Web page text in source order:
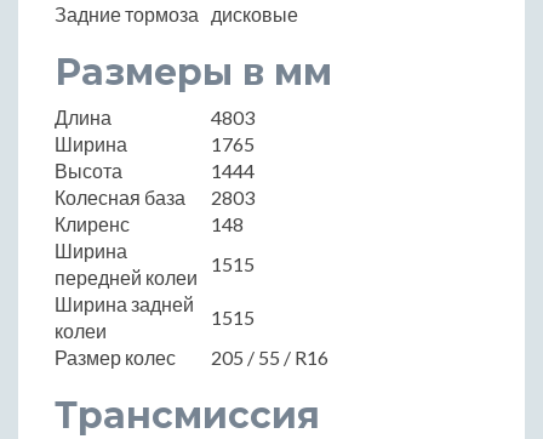
Задние тормоза
дисковые
Размеры в мм
Длина
4803
Ширина
1765
Высота
1444
Колесная база
2803
Клиренс
148
Ширина
передней колеи
1515
Ширина задней
колеи
1515
Размер колес
205 / 55 / R16
Трансмиссия